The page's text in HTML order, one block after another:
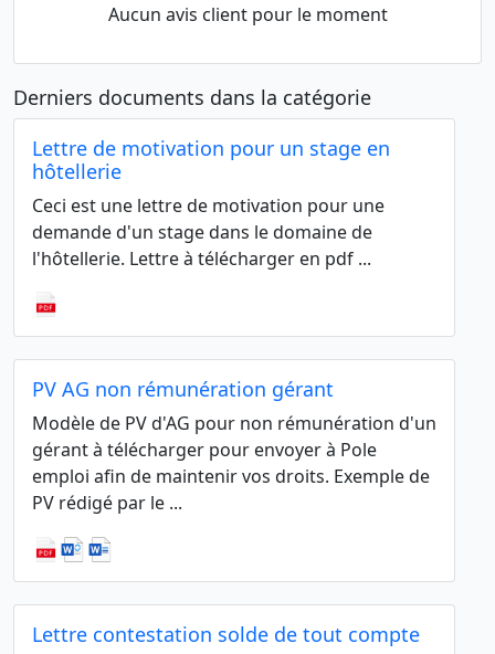
Aucun avis client pour le moment
Derniers documents dans la catégorie
Lettre de motivation pour un stage en
hôtellerie
Ceci est une lettre de motivation pour une
demande d'un stage dans le domaine de
l'hôtellerie. Lettre à télécharger en pdf ...
PV AG non rémunération gérant
Modèle de PV d'AG pour non rémunération d'un
gérant à télécharger pour envoyer à Pole
emploi afin de maintenir vos droits. Exemple de
PV rédigé par le ...
Lettre contestation solde de tout compte